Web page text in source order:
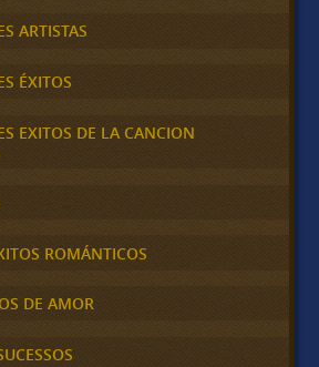
ARTISTAS
ÉXITOS
EXITOS DE LA CANCION
ROMÁNTICOS
DE AMOR